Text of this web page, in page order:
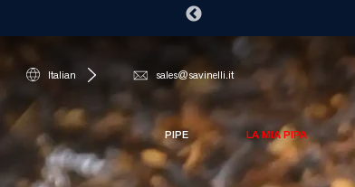
Italian sales@savinelli.it
PIPE LA MIA PIPA